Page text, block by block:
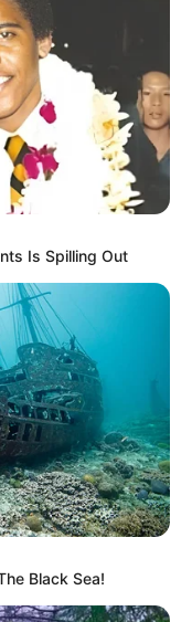
Is Spilling Out
Black Sea!